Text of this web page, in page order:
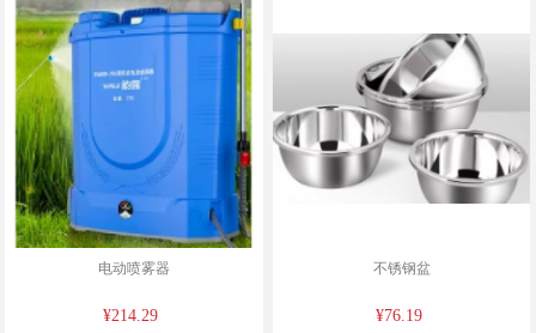
电动喷雾器
¥214.29
不锈钢盆
¥76.19